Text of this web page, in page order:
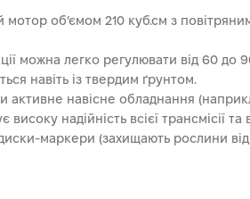
мотор об’ємом 210 куб.см з
можна легко регулювати від 60 до
навіть із твердим ґрунтом.
активне навісне обладнання
високу надійність всієї трансмісії
маркери (захищають рослини